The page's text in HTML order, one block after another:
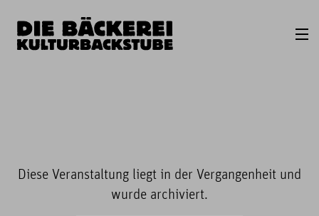
Diese Veranstaltung liegt in der Vergangenheit und
wurde archiviert.